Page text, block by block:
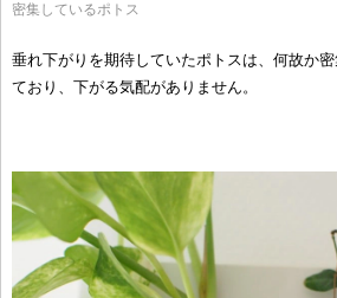
密集しているポトス
垂れ下がりを期待していたポトスは、何故か
ており、下がる気配がありません。